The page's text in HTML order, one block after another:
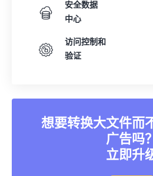
安全数据
中心
访问控制和
验证
想要转换大文件而
广告吗？
立即升